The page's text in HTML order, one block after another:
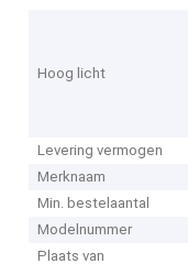
Hoog licht
Levering vermogen
Merknaam
Min. bestelaantal
Modelnummer
Plaats van